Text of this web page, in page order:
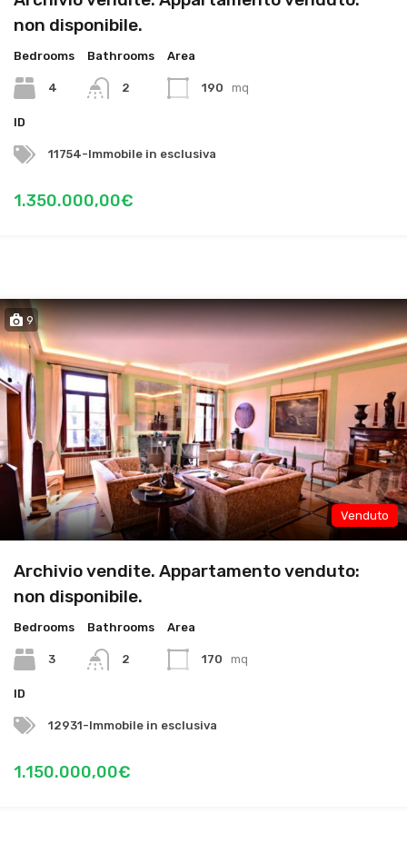
non disponibile.
Bedrooms
4
Bathrooms
2
Area
190 mq
ID
11754-Immobile in esclusiva
1.350.000,00€
9
Venduto
Archivio vendite. Appartamento venduto:
non disponibile.
Bedrooms
3
Bathrooms
2
Area
170 mq
ID
12931-Immobile in esclusiva
1.150.000,00€